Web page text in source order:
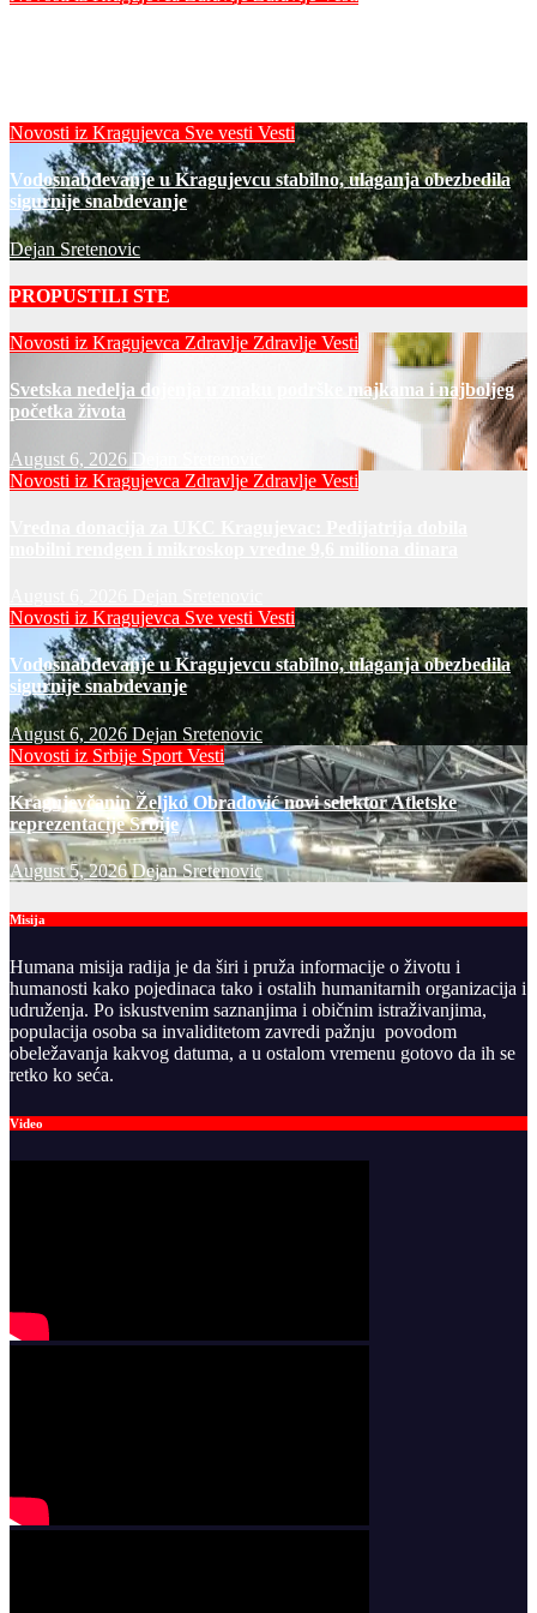
Novosti iz Kragujevca Sve vesti Vesti
Vodosnabdevanje u Kragujevcu stabilno, ulaganja obezbedila
sigurnije snabdevanje
Dejan Sretenovic
PROPUSTILI STE
Novosti iz Kragujevca Zdravlje Zdravlje Vesti
Svetska nedelja dojenja u znaku podrške majkama i najboljeg
početka života
August 6, 2026 Dejan Sretenovic
Novosti iz Kragujevca Zdravlje Zdravlje Vesti
Novosti iz Kragujevca Sve vesti Vesti
Vodosnabdevanje u Kragujevcu stabilno, ulaganja obezbedila
sigurnije snabdevanje
August 6, 2026Dejan Sretenovic
Novosti iz Srbije Sport Vesti
Kragujevčanin Željko Obradović novi selektor Atletske
reprezentacije Srbije
August 5, 2026Dejan Sretenovic
Misija
Humana misija radija je da širi i pruža informacije o životu i
humanosti kako pojedinaca tako i ostalih humanitarnih organizacija i
udruženja. Po iskustvenim saznanjima i običnim istraživanjima,
populacija osoba sa invaliditetom zavredi pažnju povodom
obeležavanja kakvog datuma, a u ostalom vremenu gotovo da ih se
retko ko seća.
Video